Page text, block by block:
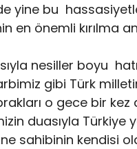
de yine bu
en önemli kırılma
nesiller boyu
gibi Türk
o gece bir kez
duasıyla Türkiye
sahibinin kendisi